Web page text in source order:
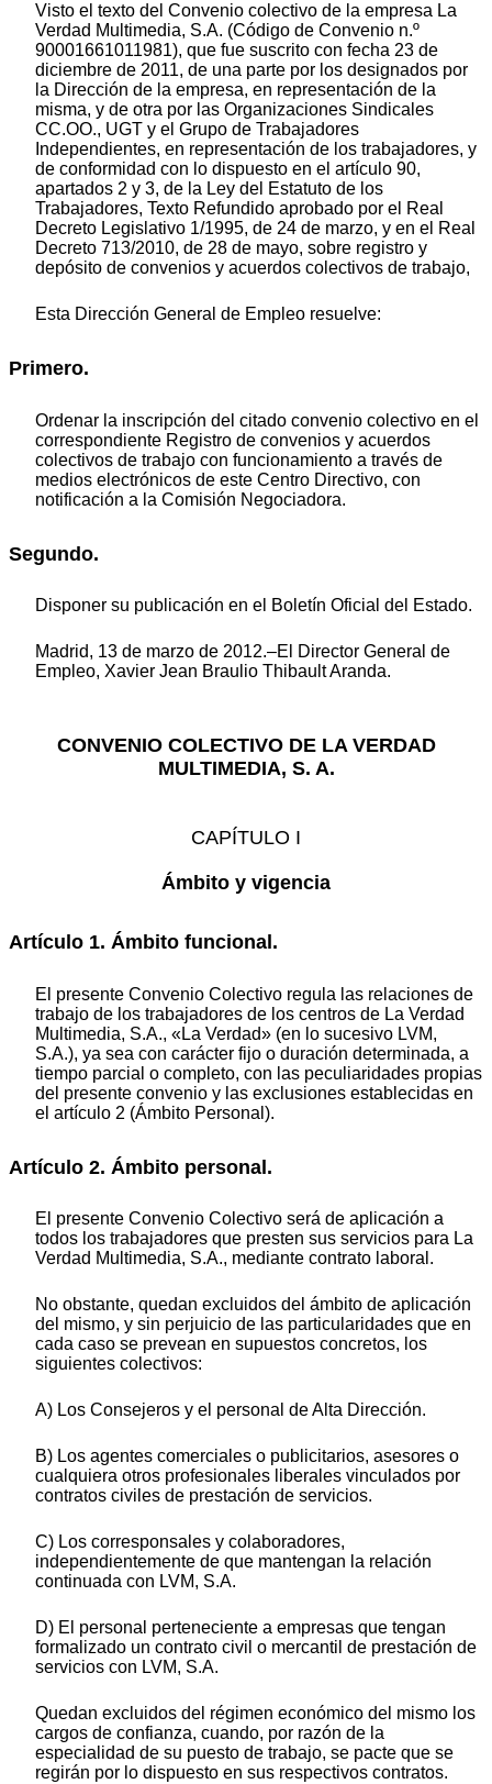
Visto el texto del Convenio colectivo de la empresa La
Verdad Multimedia, S.A. (Código de Convenio n.º
90001661011981), que fue suscrito con fecha 23 de
diciembre de 2011, de una parte por los designados por
la Dirección de la empresa, en representación de la
misma, y de otra por las Organizaciones Sindicales
CC.OO., UGT y el Grupo de Trabajadores
Independientes, en representación de los trabajadores, y
de conformidad con lo dispuesto en el artículo 90,
apartados 2 y 3, de la Ley del Estatuto de los
Trabajadores, Texto Refundido aprobado por el Real
Decreto Legislativo 1/1995, de 24 de marzo, y en el Real
Decreto 713/2010, de 28 de mayo, sobre registro y
depósito de convenios y acuerdos colectivos de trabajo,
Esta Dirección General de Empleo resuelve:
Primero.
Ordenar la inscripción del citado convenio colectivo en el
correspondiente Registro de convenios y acuerdos
colectivos de trabajo con funcionamiento a través de
medios electrónicos de este Centro Directivo, con
notificación a la Comisión Negociadora.
Segundo.
Disponer su publicación en el Boletín Oficial del Estado.
Madrid, 13 de marzo de 2012.–El Director General de
Empleo, Xavier Jean Braulio Thibault Aranda.
CONVENIO COLECTIVO DE LA VERDAD
MULTIMEDIA, S. A.
CAPÍTULO I
Ámbito y vigencia
Artículo 1. Ámbito funcional.
El presente Convenio Colectivo regula las relaciones de
trabajo de los trabajadores de los centros de La Verdad
Multimedia, S.A., «La Verdad» (en lo sucesivo LVM,
S.A.), ya sea con carácter fijo o duración determinada, a
tiempo parcial o completo, con las peculiaridades propias
del presente convenio y las exclusiones establecidas en
el artículo 2 (Ámbito Personal).
Artículo 2. Ámbito personal.
El presente Convenio Colectivo será de aplicación a
todos los trabajadores que presten sus servicios para La
Verdad Multimedia, S.A., mediante contrato laboral.
No obstante, quedan excluidos del ámbito de aplicación
del mismo, y sin perjuicio de las particularidades que en
cada caso se prevean en supuestos concretos, los
siguientes colectivos:
A) Los Consejeros y el personal de Alta Dirección.
B) Los agentes comerciales o publicitarios, asesores o
cualquiera otros profesionales liberales vinculados por
contratos civiles de prestación de servicios.
C) Los corresponsales y colaboradores,
independientemente de que mantengan la relación
continuada con LVM, S.A.
D) El personal perteneciente a empresas que tengan
formalizado un contrato civil o mercantil de prestación de
servicios con LVM, S.A.
Quedan excluidos del régimen económico del mismo los
cargos de confianza, cuando, por razón de la
especialidad de su puesto de trabajo, se pacte que se
regirán por lo dispuesto en sus respectivos contratos.